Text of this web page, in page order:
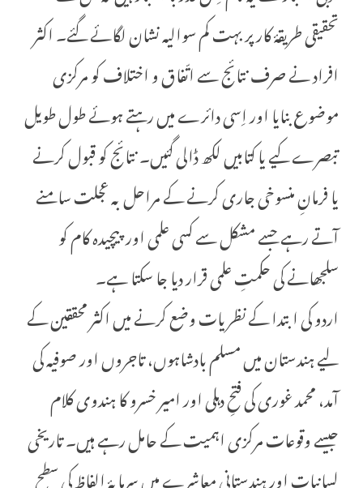
تحقیقی طریقۂ کار پر بہت کم سوالیہ نشان لگائے گئے۔ اکثر
افراد نے صرف نتائج سے اتّفاق و اختلاف کو مرکزی
موضوع بنایا اور اِسی دائرے میں رہتے ہوئے طول طویل
تبصرے کیے یا کتابیں لکھ ڈالی گئیں۔ نتائج کو قبول کرنے
یا فرمانِ منسوخی جاری کرنے کے مراحل بہ عجلت سامنے
آتے رہے جسے مشکل سے کسی علمی اور پیچیدہ کام کو
سلجھانے کی حکمتِ علمی قرار دیا جا سکتا ہے۔
اردو کی ابتدا کے نظریات وضع کرنے میں اکثر محققین کے
لیے ہندستان میں مسلم بادشاہوں، تاجروں اور صوفیہ کی
آمد، محمد غوری کی فتحِ دہلی اور امیر خسرو کا ہندوی کلام
جیسے وقوعات مرکزی اہمیت کے حامل رہے ہیں۔ تاریخی
لسانیات اور ہندستانی معاشرے میں سرمایۂ الفاظ کی سطح